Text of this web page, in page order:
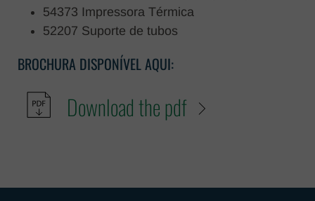
54373 Impressora Térmica
52207 Suporte de tubos
BROCHURA DISPONÍVEL AQUI:
Download the pdf